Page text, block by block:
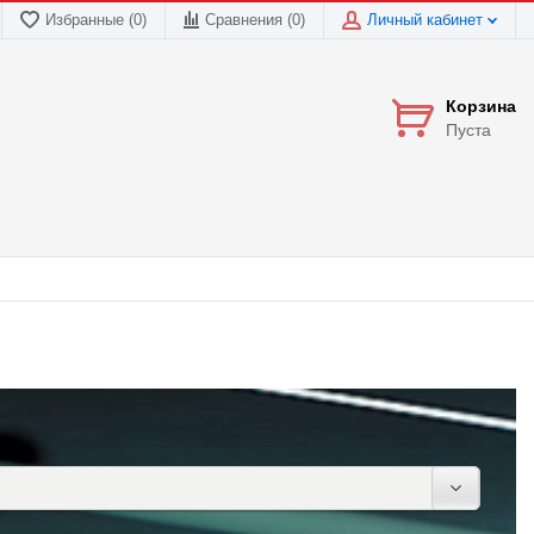
Избранные (0) Сравнения (0) Личный кабинет
Корзина
Пуста